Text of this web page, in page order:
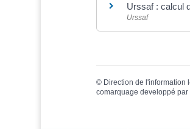
Urssaf : calcul
Urssaf
© Direction de l'information
comarquage developpé par